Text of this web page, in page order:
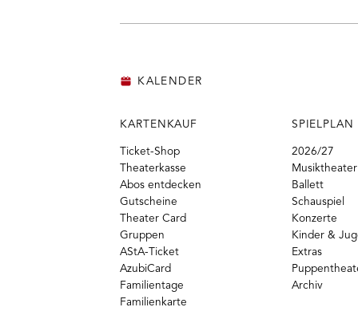
KALENDER
KARTENKAUF
Ticket-Shop
Theaterkasse
Abos entdecken
Gutscheine
Theater Card
Gruppen
AStA-Ticket
AzubiCard
Familientage
Familienkarte
SPIELPLAN
2026/27
Musiktheater
Ballett
Schauspiel
Konzerte
Kinder &
Extras
Archiv